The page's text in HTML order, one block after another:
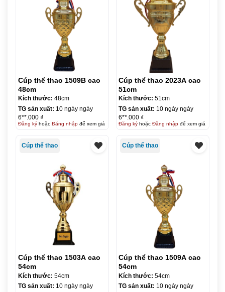
Cúp thể thao 1509B cao
48cm
Kích thước: 48cm
TG sản xuất: 10 ngày ngày
6**.000 ₫
Đăng kýhoặc Đăng nhậpđể xem giá
Cúp thể thao 2023A cao
51cm
Kích thước: 51cm
TG sản xuất: 10 ngày ngày
6**.000 ₫
Đăng kýhoặc Đăng nhậpđể xem giá
Cúp thể thao
Cúp thể thao 1503A cao
54cm
Kích thước: 54cm
TG sản xuất: 10 ngày ngày
Cúp thể thao
Cúp thể thao 1509A cao
54cm
Kích thước: 54cm
TG sản xuất: 10 ngày ngày